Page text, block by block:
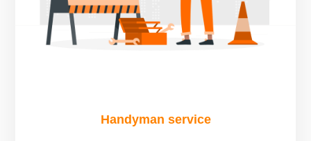
Handyman service